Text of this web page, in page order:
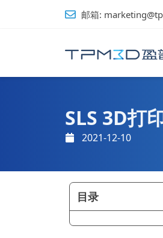
邮箱:
SLS 3D打
2021-12-10
目录